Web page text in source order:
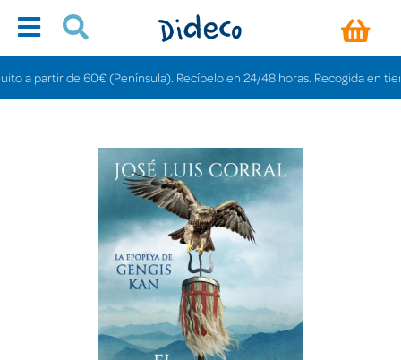
de 60€ (Península). Recíbelo en 24/48 horas. Recogida en tiendas